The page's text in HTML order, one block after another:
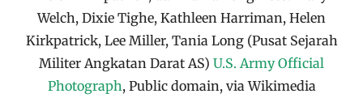
Welch, Dixie Tighe, Kathleen Harriman, Helen
Kirkpatrick, Lee Miller, Tania Long (Pusat Sejarah
Militer Angkatan Darat AS) U.S. Army Official
Photograph, Public domain, via Wikimedia